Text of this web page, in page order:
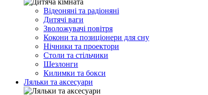
Відеоняні та радіоняні
Дитячі ваги
Зволожувачі повітря
Кокони та позиціонери для сну
Нічники та проектори
Столи та стільчики
Шезлонги
Килимки та бокси
Ляльки та аксесуари